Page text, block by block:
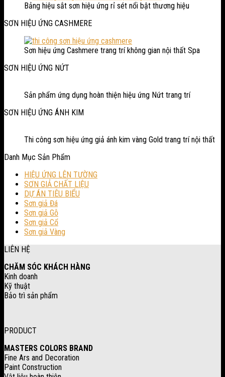
Bảng hiệu sắt sơn hiệu ứng rỉ sét nổi bật thương hiệu
SƠN HIỆU ỨNG CASHMERE
Sơn hiệu ứng Cashmere trang trí không gian nội thất Spa
SƠN HIỆU ỨNG NỨT
Sản phẩm ứng dụng hoàn thiện hiệu ứng Nứt trang trí
SƠN HIỆU ỨNG ÁNH KIM
Thi công sơn hiệu ứng giả ánh kim vàng Gold trang trí nội thất
Danh Mục Sản Phẩm
HIỆU ỨNG LÊN TƯỜNG
SƠN GIẢ CHẤT LIỆU
DỰ ÁN TIÊU BIỂU
Sơn giả Đá
Sơn giả Gỗ
Sơn giả Cổ
Sơn giả Vàng
LIÊN HỆ
CHĂM SÓC KHÁCH HÀNG
Kinh doanh
Kỹ thuật
Bảo trì sản phẩm
PRODUCT
MASTERS COLORS BRAND
Fine Ars and Decoration
Paint Construction